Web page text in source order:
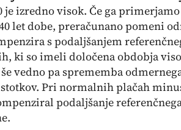
je izredno visok. Če ga
let dobe, preračunano pomeni
s podaljšanjem
ki so imeli določena obdobja
vedno pa sprememba
Pri normalnih plačah
podaljšanje